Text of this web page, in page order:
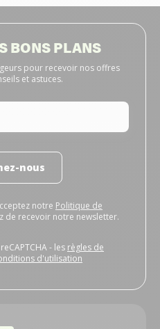
BONS PLANS
pour recevoir nos offres
et astuces.
nous
notre Politique de
de recevoir notre newsletter.
- les règles de
d'utilisation